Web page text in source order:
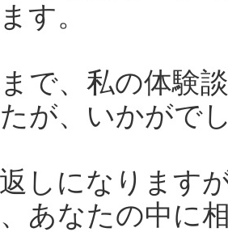
す。
で、私の体験
が、いかがで
しになります
あなたの中に